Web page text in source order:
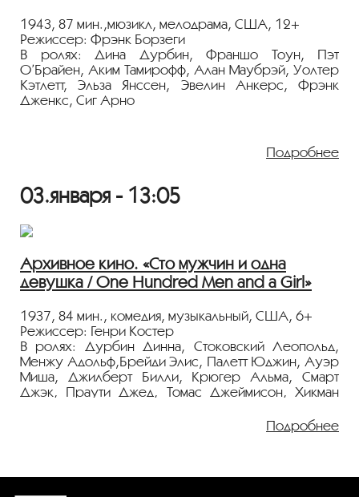
1943, 87 мин.,мюзикл, мелодрама, США, 12+
Режиссер: Фрэнк Борзеги
В ролях: Дина Дурбин, Франшо Тоун, Пэт
О’Брайен, Аким Тамирофф, Алан Маубрэй, Уолтер
Кэтлетт, Эльза Янссен, Эвелин Анкерс, Фрэнк
Дженкс, Сиг Арно
своему сводному брату в Нью-Йорк, и
обнаруживает, что он работает дворецким у
интрига меняет ее жизнь и помогает сделать
карьеру.
Фильм демонстрируется на языке оригинала с
Подробнее
03.января - 13:05
Архивное кино. «Сто мужчин и одна
девушка / One Hundred Men and a Girl»
1937, 84 мин., комедия, музыкальный, США, 6+
Режиссер: Генри Костер
В ролях: Дурбин Динна, Стоковский Леопольд,
Менжу Адольф,Брейди Элис, Палетт Юджин, Ауэр
Миша, Джилберт Билли, Крюгер Альма, Смарт
Джэк, Праути Джед, Томас Джеймисон, Хикман
Пэтси Кардуелл, дочь безработного музыканта,
Подробнее